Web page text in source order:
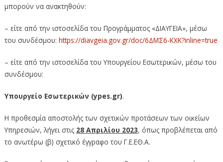
μπορούν να ανακτηθούν:
– είτε από την ιστοσελίδα του Προγράμματος «ΔΙΑΥΓΕΙΑ», μέσω
του συνδέσμου: https://diavgeia.gov.gr/doc/6ΔΜΣ6-ΚΧΚ?inline=true
– είτε από την ιστοσελίδα του Υπουργείου Εσωτερικών, μέσω του
συνδέσμου:
Υπουργείο Εσωτερικών (ypes.gr).
Η προθεσμία αποστολής των σχετικών προτάσεων των οικείων
Υπηρεσιών, λήγει στις 28 Απριλίου 2023, όπως προβλέπεται από
το ανωτέρω (β) σχετικό έγγραφο του Γ.Ε.ΕΘ.Α.